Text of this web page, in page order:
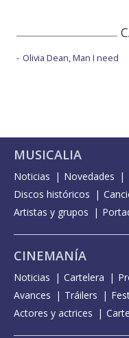
Olivia Dean, Man I need
MUSICALIA
Noticias Novedades
Discos históricos
Artistas y grupos
CINEMANÍA
Noticias Cartelera
Avances
Tráilers
Actores y actrices